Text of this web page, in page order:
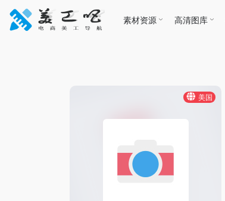
素材资源 高清图库
美国